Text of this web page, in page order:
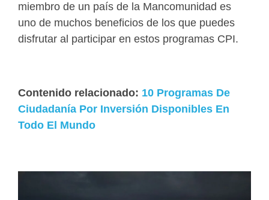
miembro de un país de la Mancomunidad es
uno de muchos beneficios de los que puedes
disfrutar al participar en estos programas CPI.
Contenido relacionado: 10 Programas De
Ciudadanía Por Inversión Disponibles En
Todo El Mundo